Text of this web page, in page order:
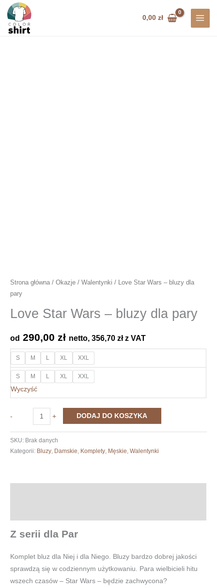
Przejdź
treści
0,00zł
Strona główna /Okazje /Walentynki / Love Star Wars – bluzy dla
pary
Love Star Wars – bluzy dla pary
od 290,00 zł netto,356,70 złz VAT
S M L XL XXL
S M L XL XXL
Wyczyść
-
Star
Wars
+ DODAJ DO KOSZYKA
SKU: Brak danych
Kategorii: Bluzy, Damskie, Komplety, Męskie,Walentynki
Z serii dla Par
Komplet bluz dla Niej i dla Niego. Bluzy bardzo dobrej jakości
sprawdzą się w codziennym użytkowaniu. Para wielbicieli hitu
wszech czasów – Star Wars – będzie zachwycona?